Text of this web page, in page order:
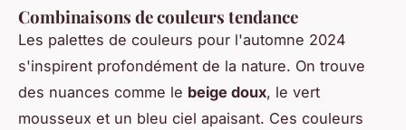
Combinaisons de couleurs tendance
Les palettes de couleurs pour l'automne 2024
s'inspirent profondément de la nature. On trouve
des nuances comme le beige doux, le vert
mousseux et un bleu ciel apaisant. Ces couleurs